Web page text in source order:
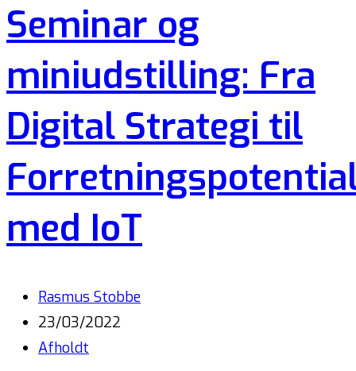
Seminar og
miniudstilling: Fra
Digital Strategi til
med IoT
Rasmus Stobbe
23/03/2022
Afholdt